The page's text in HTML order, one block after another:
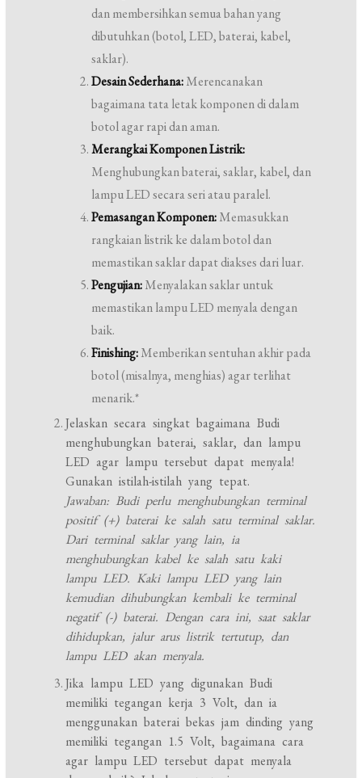
dan membersihkan semua bahan yang
dibutuhkan (botol, LED, baterai, kabel,
saklar).
Desain Sederhana:Merencanakan
bagaimana tata letak komponen di dalam
botol agar rapi dan aman.
Merangkai Komponen Listrik:
Menghubungkan baterai, saklar, kabel, dan
lampu LED secara seri atau paralel.
Pemasangan Komponen:Memasukkan
rangkaian listrik ke dalam botol dan
memastikan saklar dapat diakses dari luar.
Pengujian:Menyalakan saklar untuk
memastikan lampu LED menyala dengan
baik.
Finishing:Memberikan sentuhan akhir pada
botol (misalnya, menghias) agar terlihat
menarik.*
Jelaskan secara singkat bagaimana Budi
menghubungkan baterai, saklar, dan lampu
LED agar lampu tersebut dapat menyala!
Gunakan istilah-istilah yang tepat.
Jawaban: Budi perlu menghubungkan terminal
positif (+) baterai ke salah satu terminal saklar.
Dari terminal saklar yang lain, ia
menghubungkan kabel ke salah satu kaki
lampu LED. Kaki lampu LED yang lain
kemudian dihubungkan kembali ke terminal
negatif (-) baterai. Dengan cara ini, saat saklar
dihidupkan, jalur arus listrik tertutup, dan
lampu LED akan menyala.
Jika lampu LED yang digunakan Budi
memiliki tegangan kerja 3 Volt, dan ia
menggunakan baterai bekas jam dinding yang
memiliki tegangan 1.5 Volt, bagaimana cara
agar lampu LED tersebut dapat menyala